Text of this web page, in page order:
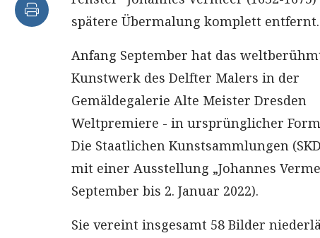
spätere Übermalung komplett entfernt.
Anfang September hat das
Kunstwerk des Delfter Malers in der
Gemäldegalerie Alte Meister Dresden
Weltpremiere - in ursprünglicher
Die Staatlichen Kunstsammlungen
mit einer Ausstellung „Johannes
September bis 2. Januar 2022).
Sie vereint insgesamt 58 Bilder